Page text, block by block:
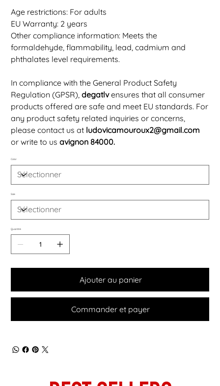
Age restrictions: For adults
EU Warranty: 2 years
Other compliance information: Meets the
formaldehyde, flammability, lead, cadmium and
phthalates level requirements.
In compliance with the General Product Safety
Regulation (GPSR),degatlvensures that all consumer
products offered are safe and meet EU standards. For
any product safety related inquiries or concerns,
please contact us at ludovicamouroux2@gmail.com
or write to usavignon 84000.
Color
Size
Quantité
Ajouter au panier
Commander et payer